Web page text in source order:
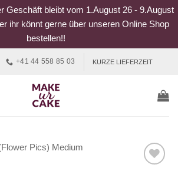
Geschäft bleibt vom 1.August 26 - 9.August
ihr könnt gerne über unseren Online Shop
bestellen!!
+41 44 558 85 03 KURZE LIEFERZEIT